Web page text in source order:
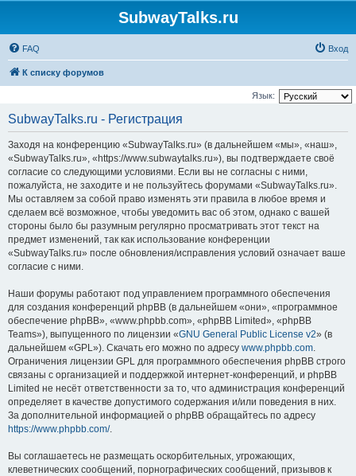
SubwayTalks.ru
FAQ Вход
К списку форумов
Язык:
SubwayTalks.ru - Регистрация
Заходя на конференцию «SubwayTalks.ru» (в дальнейшем «мы», «наш»,
«SubwayTalks.ru», «https://www.subwaytalks.ru»), вы подтверждаете своё
согласие со следующими условиями. Если вы не согласны с ними,
пожалуйста, не заходите и не пользуйтесь форумами «SubwayTalks.ru».
Мы оставляем за собой право изменять эти правила в любое время и
сделаем всё возможное, чтобы уведомить вас об этом, однако с вашей
стороны было бы разумным регулярно просматривать этот текст на
предмет изменений, так как использование конференции
«SubwayTalks.ru» после обновления/исправления условий означает ваше
согласие с ними.
Наши форумы работают под управлением программного обеспечения
для создания конференций phpBB (в дальнейшем «они», «программное
обеспечение phpBB», «www.phpbb.com», «phpBB Limited», «phpBB
Teams»), выпущенного по лицензии «GNU General Public License v2» (в
дальнейшем «GPL»). Скачать его можно по адресу www.phpbb.com.
Ограничения лицензии GPL для программного обеспечения phpBB строго
связаны с организацией и поддержкой интернет-конференций, и phpBB
Limited не несёт ответственности за то, что администрация конференций
определяет в качестве допустимого содержания и/или поведения в них.
За дополнительной информацией о phpBB обращайтесь по адресу
https://www.phpbb.com/.
Вы соглашаетесь не размещать оскорбительных, угрожающих,
клеветнических сообщений, порнографических сообщений, призывов к